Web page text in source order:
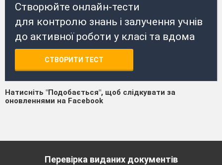
Створюйте онлайн-тести
для контролю знань і залучення учнів
до активної роботи у класі та вдома
СТВОРИТИ ТЕСТ
Натисніть "Подобається", щоб слідкувати за
оновленнями на Facebook
Перевірка виданих документів